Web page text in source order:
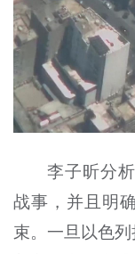
李子昕分
战事，并且明
束。一旦以色